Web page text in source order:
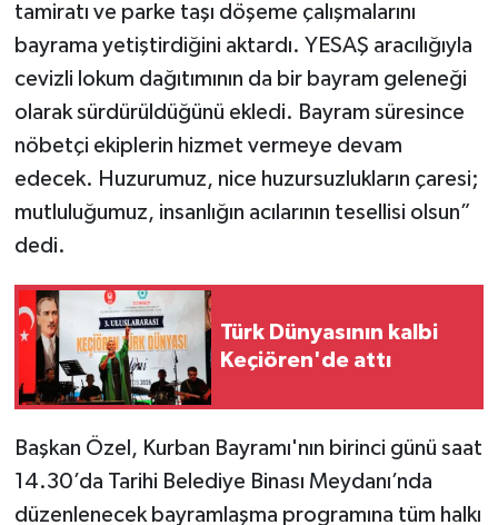
tamiratı ve parke taşı döşeme çalışmalarını
bayrama yetiştirdiğini aktardı. YESAŞ aracılığıyla
cevizli lokum dağıtımının da bir bayram geleneği
olarak sürdürüldüğünü ekledi. Bayram süresince
nöbetçi ekiplerin hizmet vermeye devam
edecek. Huzurumuz, nice huzursuzlukların çaresi;
mutluluğumuz, insanlığın acılarının tesellisi olsun”
dedi.
Türk Dünyasının kalbi
Keçiören'de attı
Başkan Özel, Kurban Bayramı'nın birinci günü saat
14.30’da Tarihi Belediye Binası Meydanı’nda
düzenlenecek bayramlaşma programına tüm halkı